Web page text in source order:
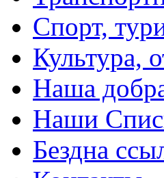
Спорт,
Культура,
Наша
Наши
Бездна